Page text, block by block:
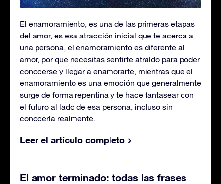
El enamoramiento, es una de las primeras etapas
del amor, es esa atracción inicial que te acerca a
una persona, el enamoramiento es diferente al
amor, por que necesitas sentirte atraído para poder
conocerse y llegar a enamorarte, mientras que el
enamoramiento es una emoción que generalmente
surge de forma repentina y te hace fantasear con
el futuro al lado de esa persona, incluso sin
conocerla realmente.
Leer el artículo completo
El amor terminado: todas las frases